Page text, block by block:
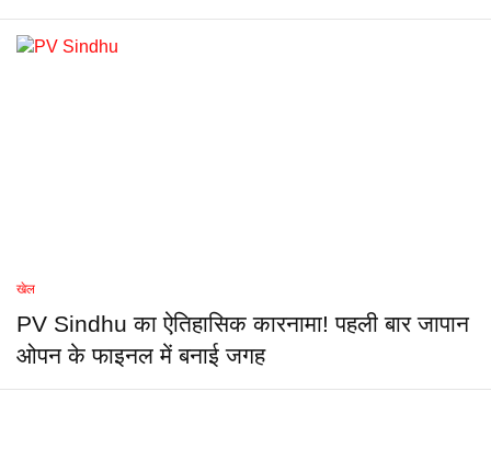
खेल
PV Sindhu का ऐतिहासिक कारनामा! पहली बार जापान
ओपन के फाइनल में बनाई जगह